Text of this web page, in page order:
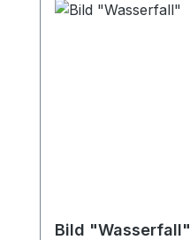
Bild "Wasserfall"